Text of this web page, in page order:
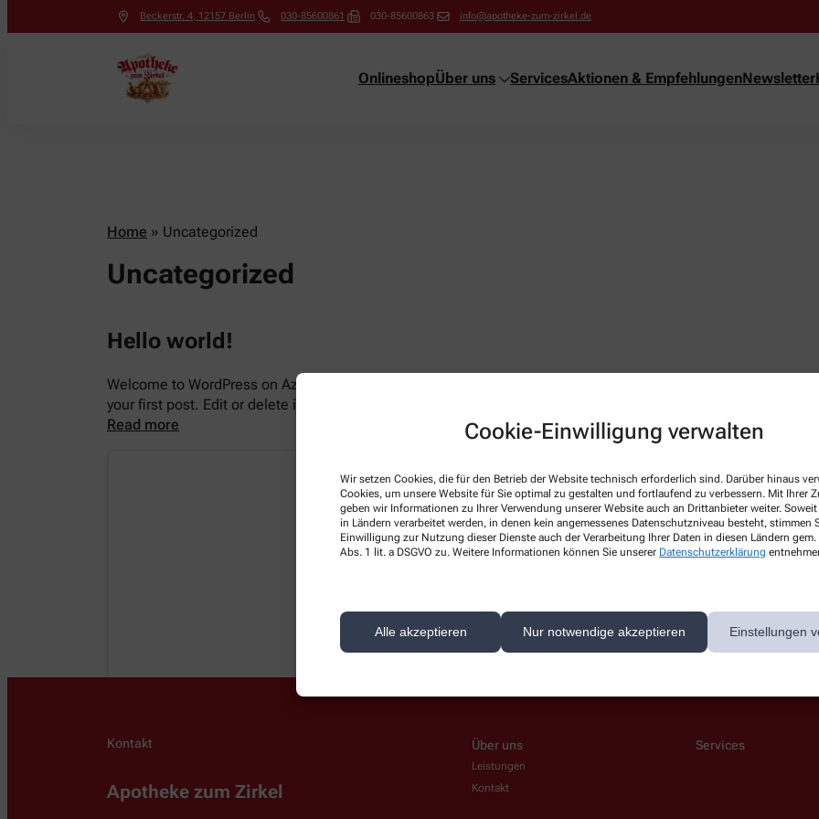
Cookie-Einwilligung verwalten
Wir setzen Cookies, die für den Betrieb der Website technisch erforderlich sind. Darüber hinaus
Cookies, um unsere Website für Sie optimal zu gestalten und fortlaufend zu verbessern. Mit Ihrer
geben wir Informationen zu Ihrer Verwendung unserer Website auch an Drittanbieter weiter. Soweit
in Ländern verarbeitet werden, in denen kein angemessenes Datenschutzniveau besteht, stimmen
Einwilligung zur Nutzung dieser Dienste auch der Verarbeitung Ihrer Daten in diesen Ländern
Abs. 1 lit. a DSGVO zu. Weitere Informationen können Sie unserer Datenschutzerklärung
Alle akzeptieren Nur notwendige akzeptieren Einstellungen
Beckerstr. 4, 12157 Berlin 030-85600861 030-85600863 info@apotheke-zum-zirkel.de
OnlineshopÜber uns ServicesAktionen & EmpfehlungenNewsletter
Home » Uncategorized
Uncategorized
Hello world!
Welcome to WordPress on Azure Sites. This is
your first post. Edit or delete it, then start writing!
Read more
Hello world!
Welcome to WordPress on
Kontakt
Apotheke zum Zirkel
Über uns
Leistungen
Kontakt
Services